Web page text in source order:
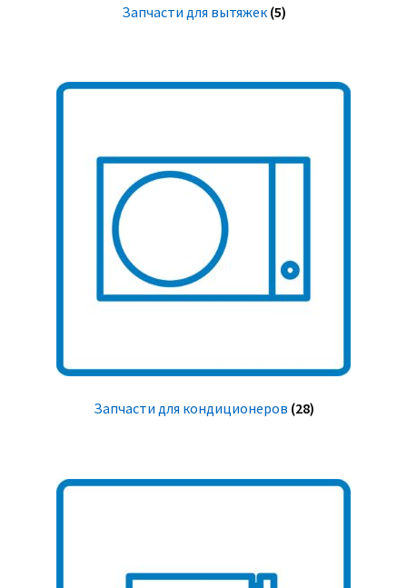
Запчасти для вытяжек (5)
Запчасти для кондиционеров (28)